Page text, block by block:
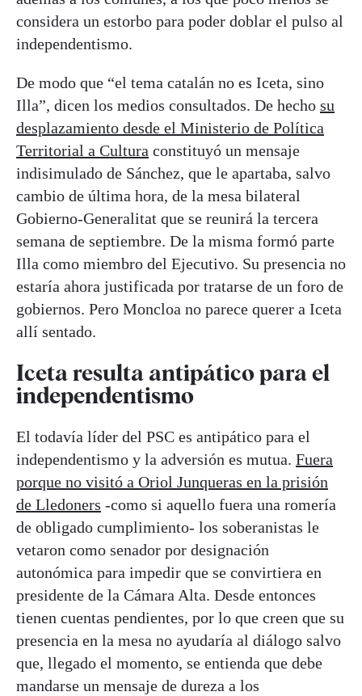
considera un estorbo para poder doblar el pulso al
independentismo.
De modo que “el tema catalán no es Iceta, sino
Illa”, dicen los medios consultados. De hecho su
desplazamiento desde el Ministerio de Política
Territorial a Cultura constituyó un mensaje
indisimulado de Sánchez, que le apartaba, salvo
cambio de última hora, de la mesa bilateral
Gobierno-Generalitat que se reunirá la tercera
semana de septiembre. De la misma formó parte
Illa como miembro del Ejecutivo. Su presencia no
estaría ahora justificada por tratarse de un foro de
gobiernos. Pero Moncloa no parece querer a Iceta
allí sentado.
Iceta resulta antipático para el
independentismo
El todavía líder del PSC es antipático para el
independentismo y la adversión es mutua. Fuera
porque no visitó a Oriol Junqueras en la prisión
de Lledoners -como si aquello fuera una romería
de obligado cumplimiento- los soberanistas le
vetaron como senador por designación
autonómica para impedir que se convirtiera en
presidente de la Cámara Alta. Desde entonces
tienen cuentas pendientes, por lo que creen que su
presencia en la mesa no ayudaría al diálogo salvo
que, llegado el momento, se entienda que debe
mandarse un mensaje de dureza a los